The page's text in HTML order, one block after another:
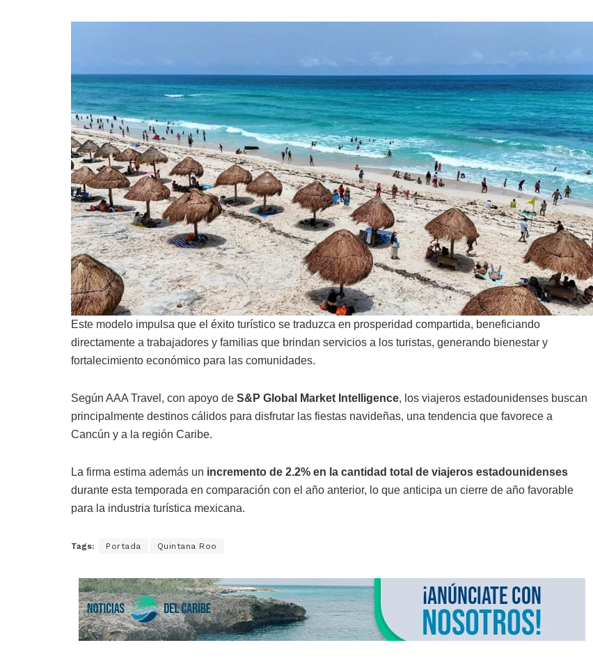
Este modelo impulsa que el éxito turístico se traduzca en prosperidad compartida, beneficiando
directamente a trabajadores y familias que brindan servicios a los turistas, generando bienestar y
fortalecimiento económico para las comunidades.
Según AAA Travel, con apoyo de S&P Global Market Intelligence, los viajeros estadounidenses buscan
principalmente destinos cálidos para disfrutar las fiestas navideñas, una tendencia que favorece a
Cancún y a la región Caribe.
La firma estima además un incremento de 2.2% en la cantidad total de viajeros estadounidenses
durante esta temporada en comparación con el año anterior, lo que anticipa un cierre de año favorable
para la industria turística mexicana.
Tags: Portada Quintana Roo